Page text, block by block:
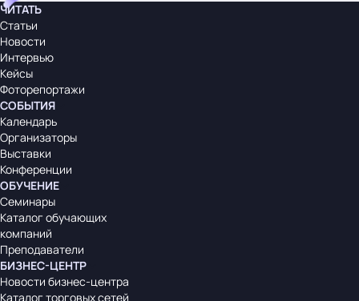
ЧИТАТЬ
Статьи
Новости
Интервью
Кейсы
Фоторепортажи
СОБЫТИЯ
Календарь
Организаторы
Выставки
Конференции
ОБУЧЕНИЕ
Семинары
Каталог обучающих
компаний
Преподаватели
БИЗНЕС-ЦЕНТР
Новости бизнес-центра
Каталог торговых сетей